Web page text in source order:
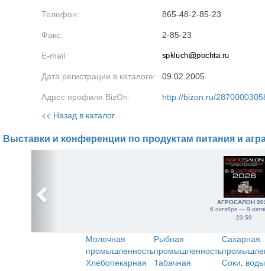
Телефон: 865-48-2-85-23
Факс: 2-85-23
E-mail:
Дата регистрации в каталоге: 09.02.2005
Адрес профиля BizOn: http://bizon.ru/
<< Назад в каталог
Выставки и конференции по продуктам питания и
АГРОСАЛОН
6 октября — 9
23:59
Молочная
промышленность
Рыбная
промышленность
Сахарная
Хлебопекарная
Табачная
Соки,